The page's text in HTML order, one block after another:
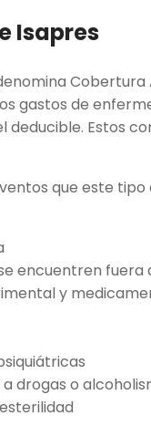
Isapres
gastos de
deducible. Estos
que este
encuentren fuera
y
drogas o